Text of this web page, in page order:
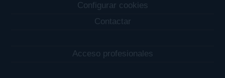
Configurar cookies
Contactar
Acceso profesionales